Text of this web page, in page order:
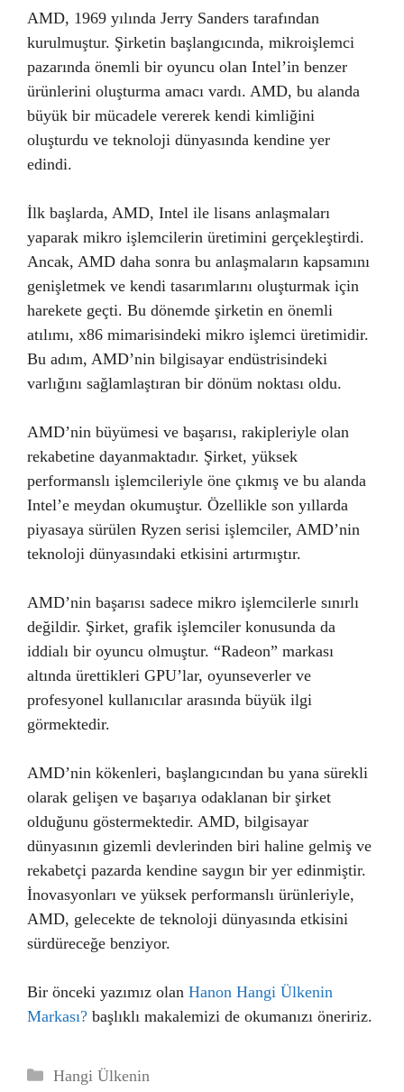
AMD, 1969 yılında Jerry Sanders tarafından
kurulmuştur. Şirketin başlangıcında, mikroişlemci
pazarında önemli bir oyuncu olan Intel’in benzer
ürünlerini oluşturma amacı vardı. AMD, bu alanda
büyük bir mücadele vererek kendi kimliğini
oluşturdu ve teknoloji dünyasında kendine yer
edindi.
İlk başlarda, AMD, Intel ile lisans anlaşmaları
yaparak mikro işlemcilerin üretimini gerçekleştirdi.
Ancak, AMD daha sonra bu anlaşmaların kapsamını
genişletmek ve kendi tasarımlarını oluşturmak için
harekete geçti. Bu dönemde şirketin en önemli
atılımı, x86 mimarisindeki mikro işlemci üretimidir.
Bu adım, AMD’nin bilgisayar endüstrisindeki
varlığını sağlamlaştıran bir dönüm noktası oldu.
AMD’nin büyümesi ve başarısı, rakipleriyle olan
rekabetine dayanmaktadır. Şirket, yüksek
performanslı işlemcileriyle öne çıkmış ve bu alanda
Intel’e meydan okumuştur. Özellikle son yıllarda
piyasaya sürülen Ryzen serisi işlemciler, AMD’nin
teknoloji dünyasındaki etkisini artırmıştır.
AMD’nin başarısı sadece mikro işlemcilerle sınırlı
değildir. Şirket, grafik işlemciler konusunda da
iddialı bir oyuncu olmuştur. “Radeon” markası
altında ürettikleri GPU’lar, oyunseverler ve
profesyonel kullanıcılar arasında büyük ilgi
görmektedir.
AMD’nin kökenleri, başlangıcından bu yana sürekli
olarak gelişen ve başarıya odaklanan bir şirket
olduğunu göstermektedir. AMD, bilgisayar
dünyasının gizemli devlerinden biri haline gelmiş ve
rekabetçi pazarda kendine saygın bir yer edinmiştir.
İnovasyonları ve yüksek performanslı ürünleriyle,
AMD, gelecekte de teknoloji dünyasında etkisini
sürdüreceğe benziyor.
Bir önceki yazımız olan Hanon Hangi Ülkenin
Markası? başlıklı makalemizi de okumanızı öneririz.
Kategoriler
Hangi Ülkenin